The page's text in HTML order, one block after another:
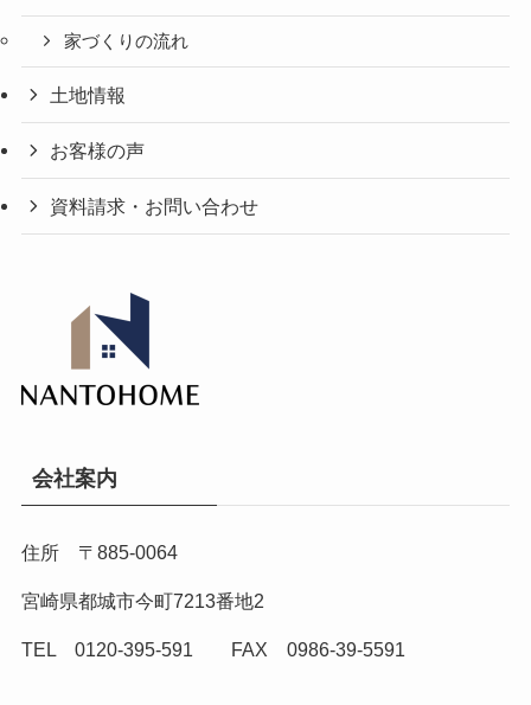
家づくりの流れ
土地情報
お客様の声
資料請求・お問い合わせ
会社案内
住所 〒885-0064
宮崎県都城市今町7213番地2
TEL 0120-395-591 FAX 0986-39-5591